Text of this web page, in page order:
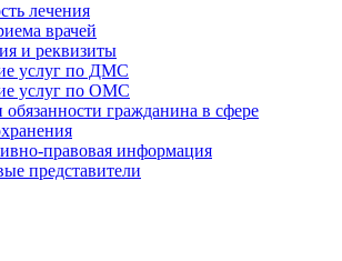
лечения
врачей
и реквизиты
услуг по ДМС
услуг по ОМС
обязанности гражданина в сфере
правовая информация
представители